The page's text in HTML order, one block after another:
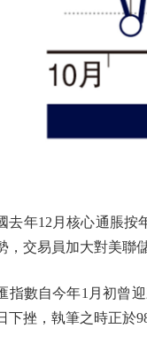
12月核心通脹按年
，交易員加大對美聯
數自今年1月初曾迎
下挫，執筆之時正於